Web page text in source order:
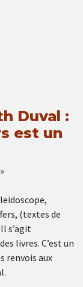
Duval :
est un
(textes de
s’agit
livres. C’est un
renvois aux